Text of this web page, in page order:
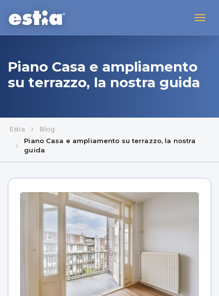
Piano Casa e ampliamento
su terrazzo, la nostra guida
Estia
Blog
Piano Casa e ampliamento su terrazzo, la nostra
guida